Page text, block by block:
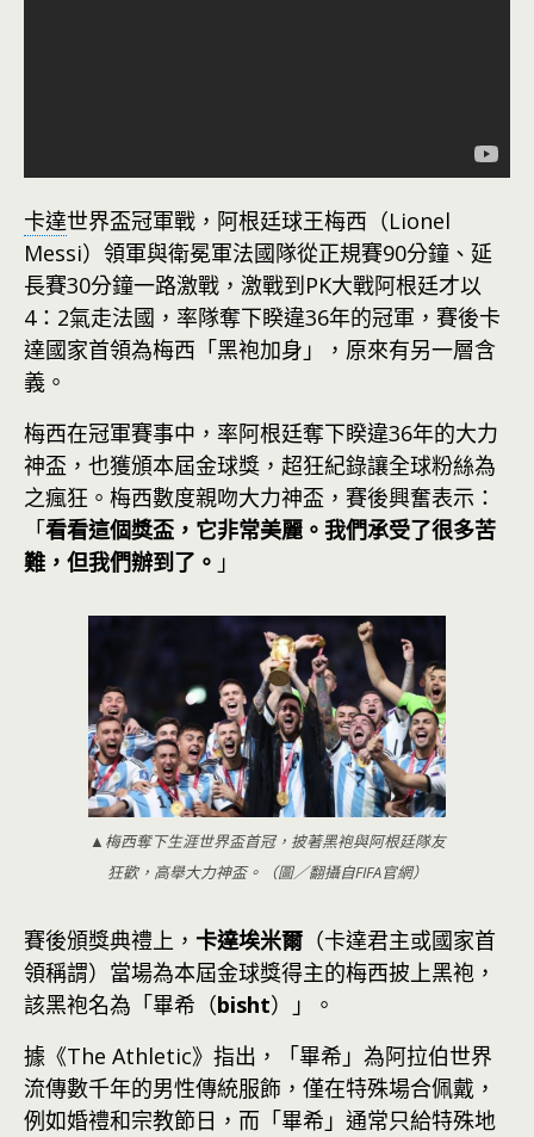
卡達世界盃冠軍戰，阿根廷球王梅西（Lionel
Messi）領軍與衛冕軍法國隊從正規賽90分鐘、延
長賽30分鐘一路激戰，激戰到PK大戰阿根廷才以
4：2氣走法國，率隊奪下睽違36年的冠軍，賽後卡
達國家首領為梅西「黑袍加身」，原來有另一層含
義。
梅西在冠軍賽事中，率阿根廷奪下睽違36年的大力
神盃，也獲頒本屆金球獎，超狂紀錄讓全球粉絲為
之瘋狂。梅西數度親吻大力神盃，賽後興奮表示：
「看看這個獎盃，它非常美麗。我們承受了很多苦
難，但我們辦到了。 」
▲梅西奪下生涯世界盃首冠，披著黑袍與阿根廷隊友
狂歡，高舉大力神盃。（圖／翻攝自FIFA官網）
賽後頒獎典禮上， 卡達埃米爾 （卡達君主或國家首
領稱謂）當場為本屆金球獎得主的梅西披上黑袍，
該黑袍名為「畢希（bisht）」。
據《The Athletic》指出，「畢希」為阿拉伯世界
流傳數千年的男性傳統服飾，僅在特殊場合佩戴，
例如婚禮和宗教節日，而「畢希」通常只給特殊地